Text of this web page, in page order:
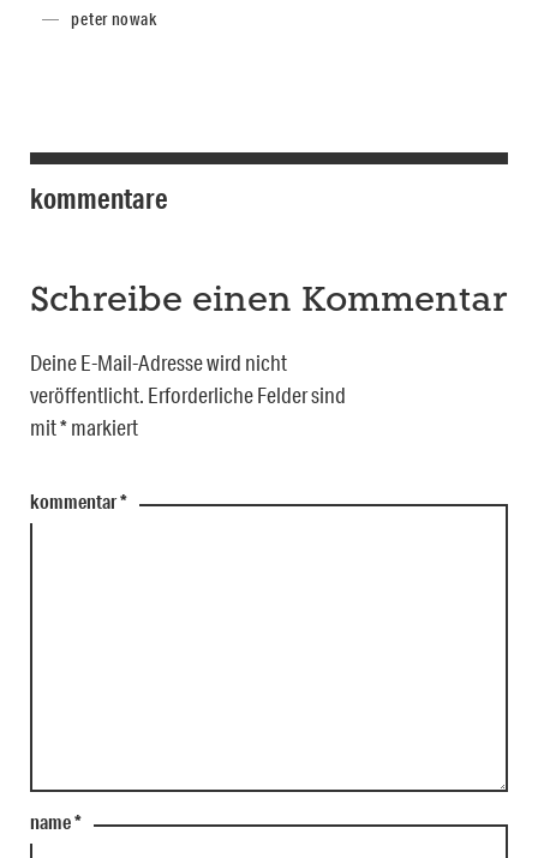
peter nowak
kommentare
Schreibe einen Kommentar
Deine E-Mail-Adresse wird nicht
veröffentlicht. Erforderliche Felder sind
mit*markiert
kommentar*
name*